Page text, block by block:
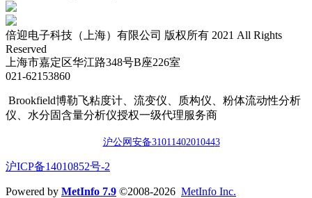
倍迎电子科技（上海）有限公司 版权所有 2021 All Rights
Reserved
上海市嘉定区华江路348号B座226室
021-62153860
Brookfield博勒飞粘度计、流变仪、质构仪、粉体流动性分析
仪、水分固含量分析仪授权一级代理服务商
沪公网安备31011402010443
​沪ICP备14010852号-2
Powered by MetInfo 7.9 ©2008-2026 MetInfo Inc.